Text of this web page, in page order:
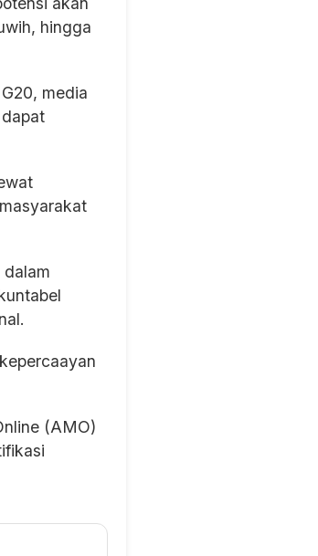
hingga
media
(AMO)